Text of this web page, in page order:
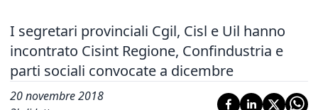
I segretari provinciali Cgil, Cisl e Uil hanno
incontrato Cisint Regione, Confindustria e
parti sociali convocate a dicembre
20 novembre 2018